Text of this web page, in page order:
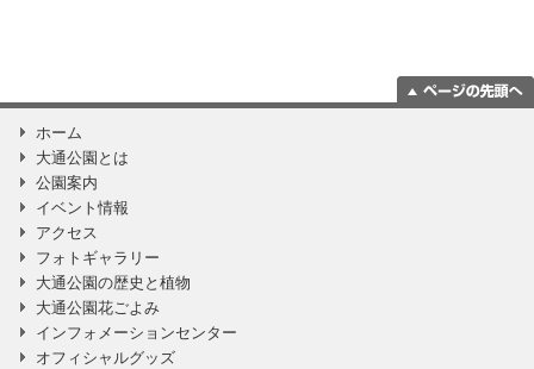
ホーム
大通公園とは
公園案内
イベント情報
アクセス
フォトギャラリー
大通公園の歴史と植物
大通公園花ごよみ
インフォメーションセンター
オフィシャルグッズ